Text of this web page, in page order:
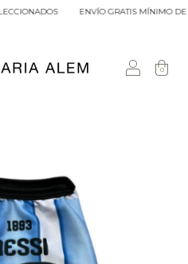
ENVÍO GRATIS MÍNIMO DE
0